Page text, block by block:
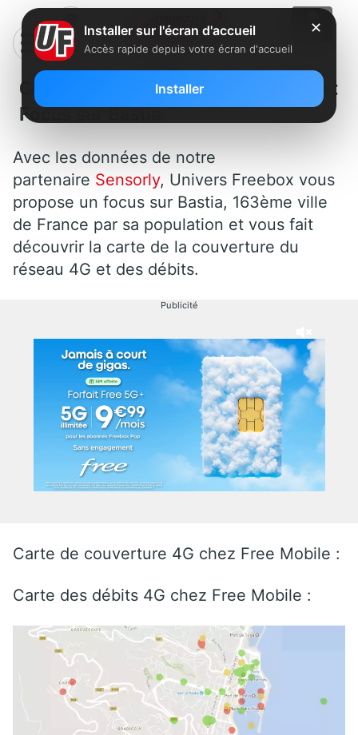
Couverture et débit 4G Free Mobile :
Focus sur Bastia
Avec les données de notre
partenaire Sensorly, Univers Freebox vous
propose un focus sur Bastia, 163ème ville
de France par sa population et vous fait
découvrir la carte de la couverture du
réseau 4G et des débits.
Publicité
Carte de couverture 4G chez Free Mobile :
Carte des débits 4G chez Free Mobile :
✕
Installer sur l'écran d'accueil
Accès rapide depuis votre écran d'accueil
Installer